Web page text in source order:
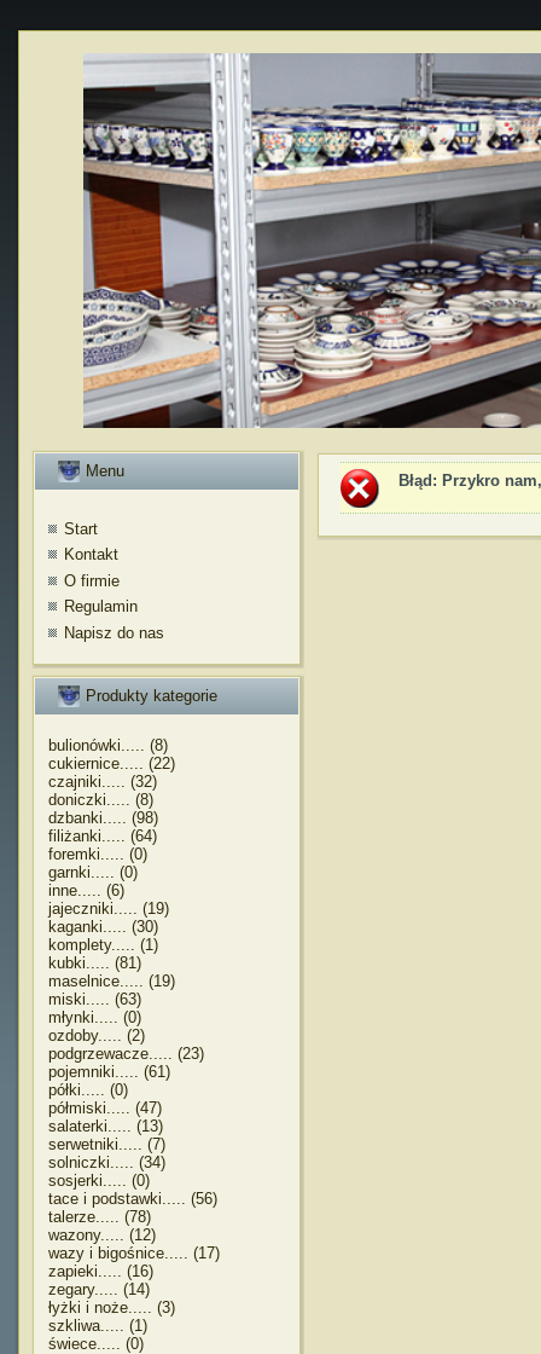
Menu
Start
Kontakt
O firmie
Regulamin
Napisz do nas
Produkty kategorie
bulionówki..... (8)
cukiernice..... (22)
czajniki..... (32)
doniczki..... (8)
dzbanki..... (98)
filiżanki..... (64)
foremki..... (0)
garnki..... (0)
inne..... (6)
jajeczniki..... (19)
kaganki..... (30)
komplety..... (1)
kubki..... (81)
maselnice..... (19)
miski..... (63)
młynki..... (0)
ozdoby..... (2)
podgrzewacze..... (23)
pojemniki..... (61)
półki..... (0)
półmiski..... (47)
salaterki..... (13)
serwetniki..... (7)
solniczki..... (34)
sosjerki..... (0)
tace i podstawki..... (56)
talerze..... (78)
wazony..... (12)
wazy i bigośnice..... (17)
zapieki..... (16)
zegary..... (14)
łyżki i noże..... (3)
szkliwa..... (1)
świece..... (0)
Błąd : Przykro